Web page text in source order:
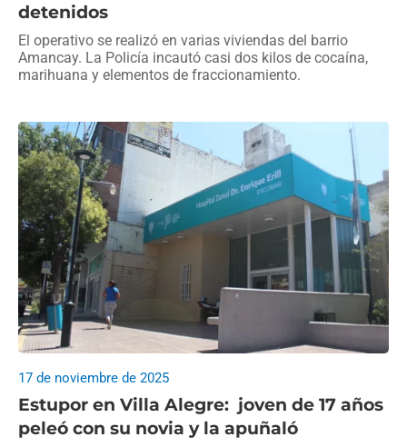
detenidos
El operativo se realizó en varias viviendas del barrio
Amancay. La Policía incautó casi dos kilos de cocaína,
marihuana y elementos de fraccionamiento.
Estupor en Villa Alegre: joven de 17 años
peleó con su novia y la apuñaló
17 de noviembre de 2025